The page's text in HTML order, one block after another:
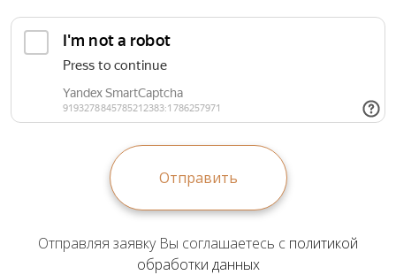
Отправить
Отправляя заявку Вы соглашаетесь с политикой
обработки данных